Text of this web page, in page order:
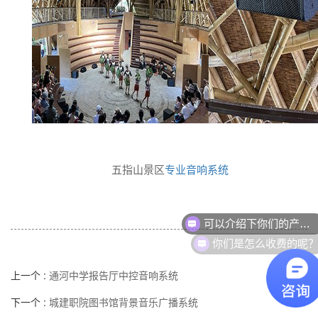
五指山景区专业音响系统
上一个 : 通河中学报告厅中控音响系统
下一个 : 城建职院图书馆背景音乐广播系统
你们是怎么收费的呢